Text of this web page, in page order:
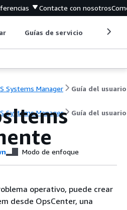
Contacte con nosotros
Guías de servicio
Systems Manager Guía del usuario
Systems Manager Guía del usuario
Modo de enfoque
operativo, puede crear
desde OpsCenter, una